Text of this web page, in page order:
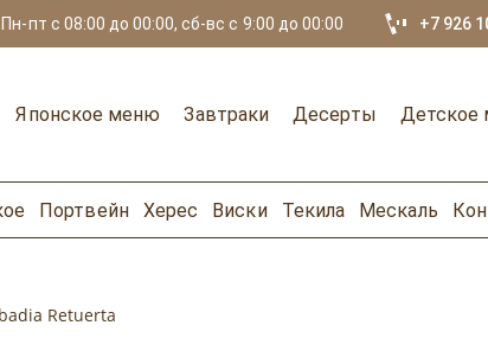
Пн-пт с 08:00 до 00:00, сб-вс с 9:00 до 00:00 +7 926
Японское меню Завтраки Десерты Детское
Портвейн Херес Виски Текила Мескаль
Retuerta